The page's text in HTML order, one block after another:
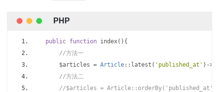
public function index(){
//方法一
        $articles
= Article:: latest ( 'published_at' )->
//方法二
//$articles =